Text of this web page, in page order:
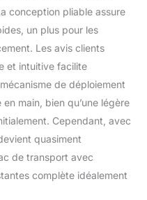
l'espace pour
et les outils
Installez-
plus rapidement et
de plus
pour la
Universelle
votre
avec la
universelle
Mini III compatible
conception pliable assure
un plus pour les
Les avis clients
et intuitive facilite
de déploiement
main, bien qu’une légère
Cependant, avec
quasiment
de transport avec
complète idéalement